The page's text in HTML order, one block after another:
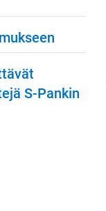
S-Pankin